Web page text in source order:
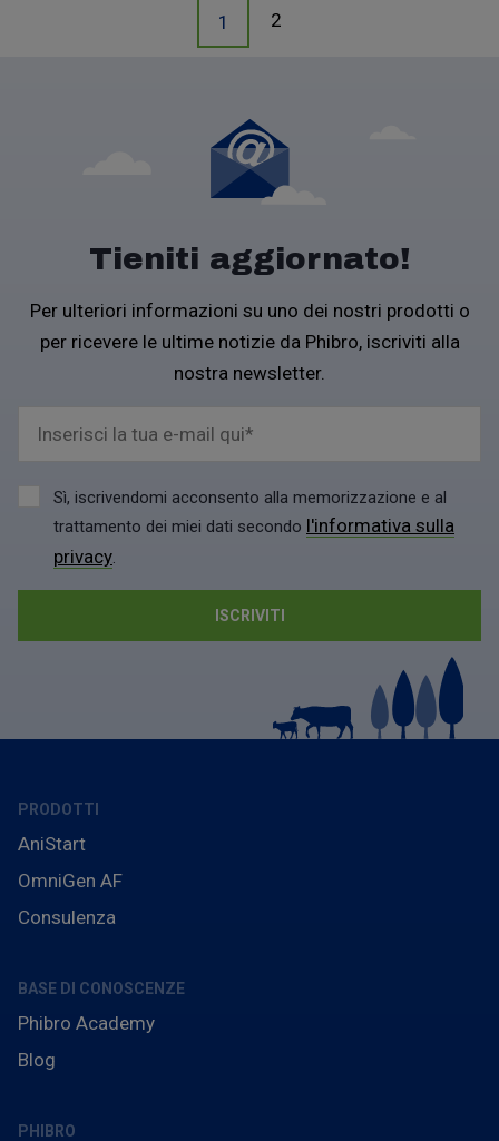
1 2
Tieniti aggiornato!
Per ulteriori informazioni su uno dei nostri prodotti o
per ricevere le ultime notizie da Phibro, iscriviti alla
nostra newsletter.
Sì, iscrivendomi acconsento alla memorizzazione e al
trattamento dei miei dati secondo l'informativa sulla
privacy.
PRODOTTI
AniStart
OmniGen AF
Consulenza
BASE DI CONOSCENZE
Phibro Academy
Blog
PHIBRO